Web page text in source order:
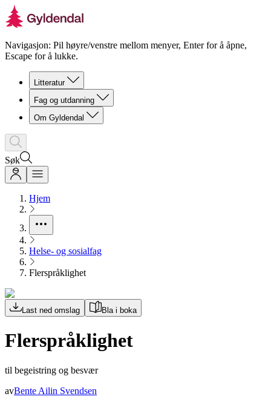
Navigasjon: Pil høyre/venstre mellom menyer, Enter for å åpne,
Escape for å lukke.
Litteratur
Fag og utdanning
Om Gyldendal
Søk
Hjem
Helse- og sosialfag
Flerspråklighet
Last ned omslag Bla i boka
Flerspråklighet
til begeistring og besvær
avBente Ailin Svendsen